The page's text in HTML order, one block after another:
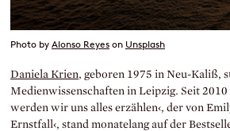
Photo by Alonso Reyes on Unsplash
Daniela Krien, geboren 1975 in Neu-Kaliß,
Medienwissenschaften in Leipzig. Seit
werden wir uns alles erzählen‹, der von
Ernstfall‹, stand monatelang auf der